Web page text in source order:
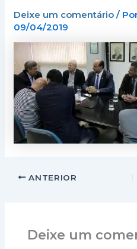
Deixe um comentário /
09/04/2019
ANTERIOR
Deixe um